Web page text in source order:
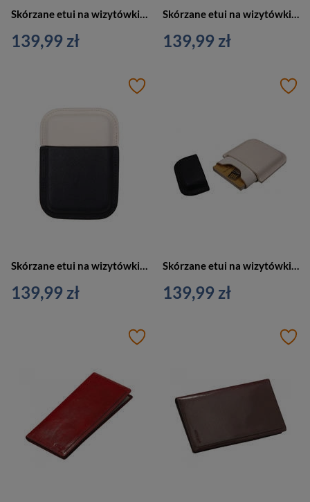
Skórzane etui na wizytówki, karty czarno czerwone Vip Collection Palermo 18
139,99 zł
Skórzane etui na wizytówki, karty czerwono czarne Vip Collection Palermo 18
139,99 zł
139,99 zł 139,99 zł